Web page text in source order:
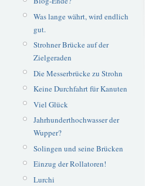
Was lange währt, wird endlich
gut.
Strohner Brücke auf der
Zielgeraden
Die Messerbrücke zu Strohn
Keine Durchfahrt für Kanuten
Viel Glück
Jahrhunderthochwasser der
Wupper?
Solingen und seine Brücken
Einzug der Rollatoren!
Lurchi